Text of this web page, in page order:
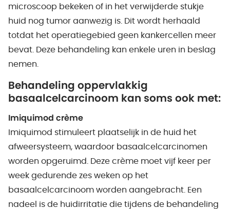
microscoop bekeken of in het verwijderde stukje
huid nog tumor aanwezig is. Dit wordt herhaald
totdat het operatiegebied geen kankercellen meer
bevat. Deze behandeling kan enkele uren in beslag
nemen.
Behandeling oppervlakkig
basaalcelcarcinoom kan soms ook met:
Imiquimod crème
Imiquimod stimuleert plaatselijk in de huid het
afweersysteem, waardoor basaalcelcarcinomen
worden opgeruimd. Deze crème moet vijf keer per
week gedurende zes weken op het
basaalcelcarcinoom worden aangebracht. Een
nadeel is de huidirritatie die tijdens de behandeling